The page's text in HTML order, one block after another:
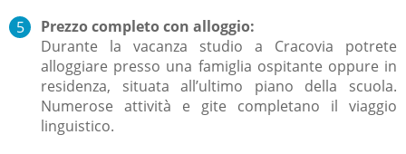
Prezzo completo con alloggio:
Durante la vacanza studio a Cracovia potrete
alloggiare presso una famiglia ospitante oppure in
residenza, situata all’ultimo piano della scuola.
Numerose attività e gite completano il viaggio
linguistico.